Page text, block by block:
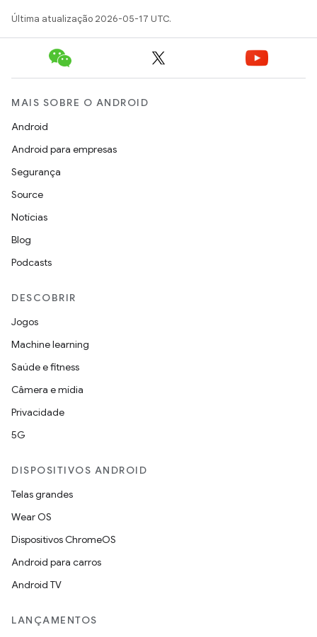
Última atualização 2026-05-17 UTC.
MAIS SOBRE O ANDROID
Android
Android para empresas
Segurança
Source
Notícias
Blog
Podcasts
DESCOBRIR
Jogos
Machine learning
Saúde e fitness
Câmera e mídia
Privacidade
5G
DISPOSITIVOS ANDROID
Telas grandes
Wear OS
Dispositivos ChromeOS
Android para carros
Android TV
LANÇAMENTOS